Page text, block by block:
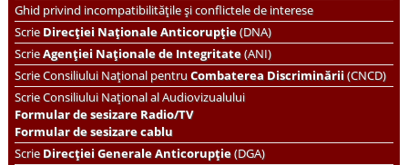
Ghid privind incompatibilitățile și conflictele de interese
ScrieDirecției Naționale Anticorupție(DNA)
ScrieAgenției Naționale de Integritate(ANI)
ScrieConsiliului Național pentruCombaterea Discriminării(CNCD)
Scrie Consiliului Național al Audiovizualului
Formular de sesizare Radio/TV
Formular de sesizare cablu
ScrieDirecției Generale Anticorupție(DGA)